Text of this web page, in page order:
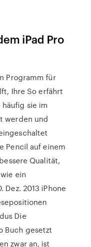
iPad Pro
Programm für
Ihre So erfährt
sie im
werden und
Pencil auf einem
Qualität,
ein
Dez. 2013 iPhone
Die
Buch gesetzt
zwar an, ist